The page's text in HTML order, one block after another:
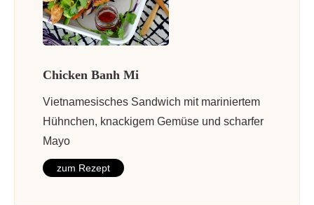
Chicken Banh Mi
Vietnamesisches Sandwich mit mariniertem
Hühnchen, knackigem Gemüse und scharfer
Mayo
zum Rezept